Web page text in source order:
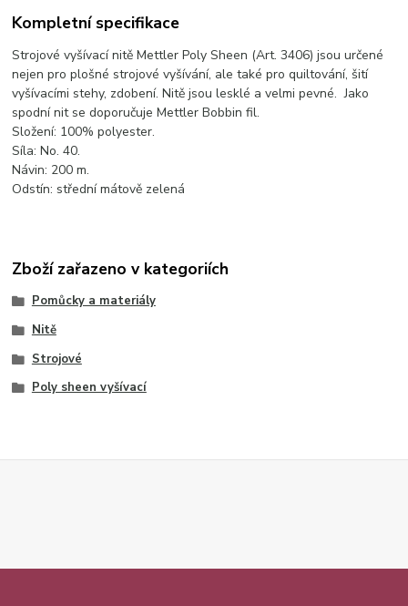
Kompletní specifikace
Strojové vyšívací nitě Mettler Poly Sheen (Art. 3406) jsou určené
nejen pro plošné strojové vyšívání, ale také pro quiltování, šití
vyšívacími stehy, zdobení. Nitě jsou lesklé a velmi pevné. Jako
spodní nit se doporučuje Mettler Bobbin fil.
Složení: 100% polyester.
Síla: No. 40.
Návin: 200 m.
Odstín: střední mátově zelená
Zboží zařazeno v kategoriích
Pomůcky a materiály
Nitě
Strojové
Poly sheen vyšívací